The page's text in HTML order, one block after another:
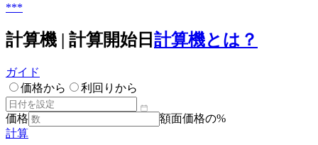
***
計算機 | 計算開始日 計算機とは？
ガイド
価格から
利回りから
価格
額面価格の%
計算